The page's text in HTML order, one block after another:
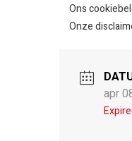
Ons
Onze
apr